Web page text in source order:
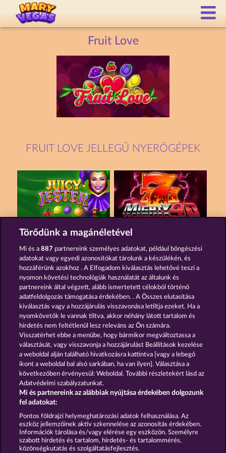
Fruit Love
FRUIT LOVE JELLEGŰ NYERŐGÉPEK
Juicy Jester Mighty 40
Total Eclipse Explodiac RHFP
Részvételi feltételek
Adatkezelési tájékoztató Impresszum
A cég GYIK Partnerprogram
Törődünk a magánéletével
Mi és a887 partnereink személyes adatokat, például böngészési
adatokat vagy egyedi azonosítókat tárolunk a készülékén, és
hozzáférünk azokhoz . A Elfogadom kiválasztás lehetővé teszi a
nyomon követési technológiák használatát az általunk és
partnereink által végzett, alább ismertetett célokból történő
adatfeldolgozás támogatása érdekében. . A Összes elutasítása
kiválasztás vagy a hozzájárulás visszavonása letiltja ezeket. Ha a
nyomkövetők le vannak tiltva, akkor néhány látott tartalom és
hirdetés nem feltétlenül lesz releváns az Ön számára.
Visszatérhet ebbe a menübe, hogy bármikor megváltoztassa a
választását, vagy visszavonja a hozzájárulást Beállítások kezelése
a weboldal alján található hivatkozásra kattintva [vagy a lebegő
ikont a weboldal bal alsó sarkában, ha van ilyen]. Választása a
következőben érvényesül: Weboldal. További részletekért lásd az
Adatvédelmi szabályzatunkat.
Mi és partnereink az alábbiak nyújtása érdekében dolgozunk
fel adatokat:
Pontos földrajzi helymeghatározási adatok felhasználása. Az
eszköz jellemzőinek aktív szkennelése az azonosítás érdekében.
Információk tárolása és/vagy elérése egy eszközön. Személyre
szabott hirdetés és tartalom, hirdetés- és tartalommérés,
közönségkutatás és szolgáltatásfejlesztés.